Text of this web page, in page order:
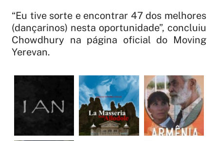
“Eu tive sorte e encontrar 47 dos melhores
(dançarinos) nesta oportunidade”, concluiu
Chowdhury na página oficial do Moving
Yerevan.